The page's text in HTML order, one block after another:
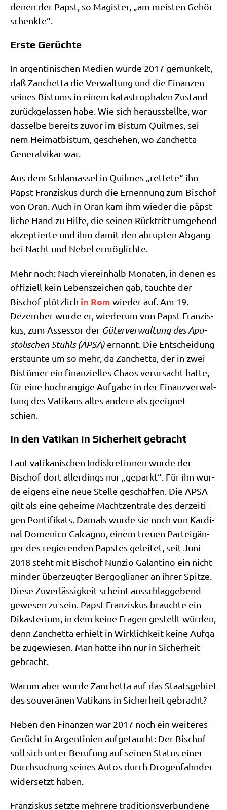
denen der Papst, so Magi­ster, „am mei­sten Gehör
schenkte“.
Erste Gerüchte
In argen­ti­ni­schen Medi­en wur­de 2017 gemun­kelt,
daß Zan­chet­ta die Ver­wal­tung und die Finan­zen
sei­nes Bis­tums in einem kata­stro­pha­len Zustand
zurück­ge­las­sen habe. Wie sich her­aus­stell­te, war
das­sel­be bereits zuvor im Bis­tum Quil­mes, sei­
nem Hei­mat­bis­tum, gesche­hen, wo Zan­chet­ta
Gene­ral­vi­kar war.
Aus dem Schla­mas­sel in Quil­mes „ret­te­te“ ihn
Papst Fran­zis­kus durch die Ernen­nung zum Bischof
von Oran. Auch in Oran kam ihm wie­der die päpst­
li­che Hand zu Hil­fe, die sei­nen Rück­tritt umge­hend
akzep­tier­te und ihm damit den abrup­ten Abgang
bei Nacht und Nebel ermöglichte.
Mehr noch: Nach vier­ein­halb Mona­ten, in denen es
offi­zi­ell kein Lebens­zei­chen gab, tauch­te der
Bischof plötz­lich in Rom wie­der auf. Am 19.
Dezem­ber wur­de er, wie­der­um von Papst Fran­zis­
kus, zum Asses­sor der Güter­ver­wal­tung des Apo­
sto­li­schen Stuhls (APSA) ernannt. Die Ent­schei­dung
erstaun­te um so mehr, da Zan­chet­ta, der in zwei
Bis­tü­mer ein finan­zi­el­les Cha­os ver­ur­sacht hat­te,
für eine hoch­ran­gi­ge Auf­ga­be in der Finanz­ver­wal­
tung des Vati­kans alles ande­re als geeig­net
schien.
In den Vatikan in Sicherheit gebracht
Laut vati­ka­ni­schen Indis­kre­tio­nen wur­de der
Bischof dort aller­dings nur „geparkt“. Für ihn wur­
de eigens eine neue Stel­le geschaf­fen. Die APSA
gilt als eine gehei­me Macht­zen­tra­le des der­zei­ti­
gen Pon­ti­fi­kats. Damals wur­de sie noch von Kar­di­
nal Dome­ni­co Cal­ca­g­no, einem treu­en Par­tei­gän­
ger des regie­ren­den Pap­stes gelei­tet, seit Juni
2018 steht mit Bischof Nun­zio Galan­ti­no ein nicht
min­der über­zeug­ter Berg­o­glia­ner an ihrer Spit­ze.
Die­se Zuver­läs­sig­keit scheint aus­schlag­ge­bend
gewe­sen zu sein. Papst Fran­zis­kus brauch­te ein
Dik­aste­ri­um, in dem kei­ne Fra­gen gestellt wür­den,
denn Zan­chet­ta erhielt in Wirk­lich­keit kei­ne Auf­ga­
be zuge­wie­sen. Man hat­te ihn nur in Sicher­heit
gebracht.
War­um aber wur­de Zan­chet­ta auf das Staats­ge­biet
des sou­ve­rä­nen Vati­kans in Sicher­heit gebracht?
Neben den Finan­zen war 2017 noch ein wei­te­res
Gerücht in Argen­ti­ni­en auf­ge­taucht: Der Bischof
soll sich unter Beru­fung auf sei­nen Sta­tus einer
Durch­su­chung sei­nes Autos durch Dro­gen­fahn­der
wider­setzt haben.
Fran­zis­kus setz­te meh­re­re tra­di­ti­ons­ver­bun­de­ne